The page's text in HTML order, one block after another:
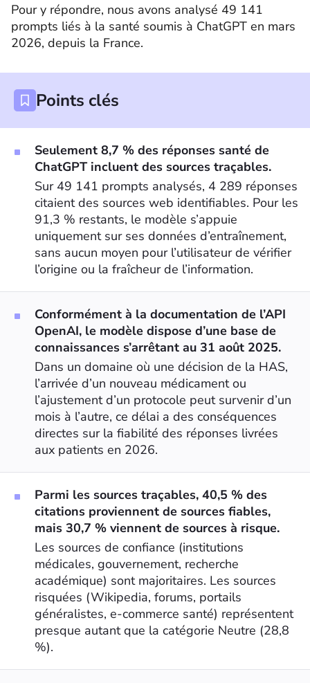
Pour y répondre, nous avons analysé 49 141
prompts liés à la santé soumis à ChatGPT en mars
2026, depuis la France.
Points clés
Seulement 8,7 % des réponses santé de
ChatGPT incluent des sources traçables.
Sur 49 141 prompts analysés, 4 289 réponses
citaient des sources web identifiables. Pour les
91,3 % restants, le modèle s’appuie
uniquement sur ses données d’entraînement,
sans aucun moyen pour l’utilisateur de vérifier
l’origine ou la fraîcheur de l’information.
Conformément à la documentation de l’API
OpenAI, le modèle dispose d’une base de
connaissances s’arrêtant au 31 août 2025.
Dans un domaine où une décision de la HAS,
l’arrivée d’un nouveau médicament ou
l’ajustement d’un protocole peut survenir d’un
mois à l’autre, ce délai a des conséquences
directes sur la fiabilité des réponses livrées
aux patients en 2026.
Parmi les sources traçables, 40,5 % des
citations proviennent de sources fiables,
mais 30,7 % viennent de sources à risque.
Les sources de confiance (institutions
médicales, gouvernement, recherche
académique) sont majoritaires. Les sources
risquées (Wikipedia, forums, portails
généralistes, e-commerce santé) représentent
presque autant que la catégorie Neutre (28,8
%).